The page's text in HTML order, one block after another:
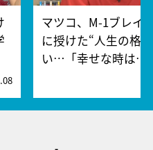
マツコ、M-1ブレイ
に授けた“人生の格
い…「幸せな時は…